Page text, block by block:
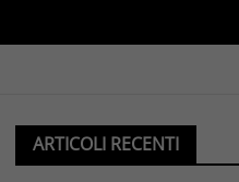
ARTICOLI RECENTI